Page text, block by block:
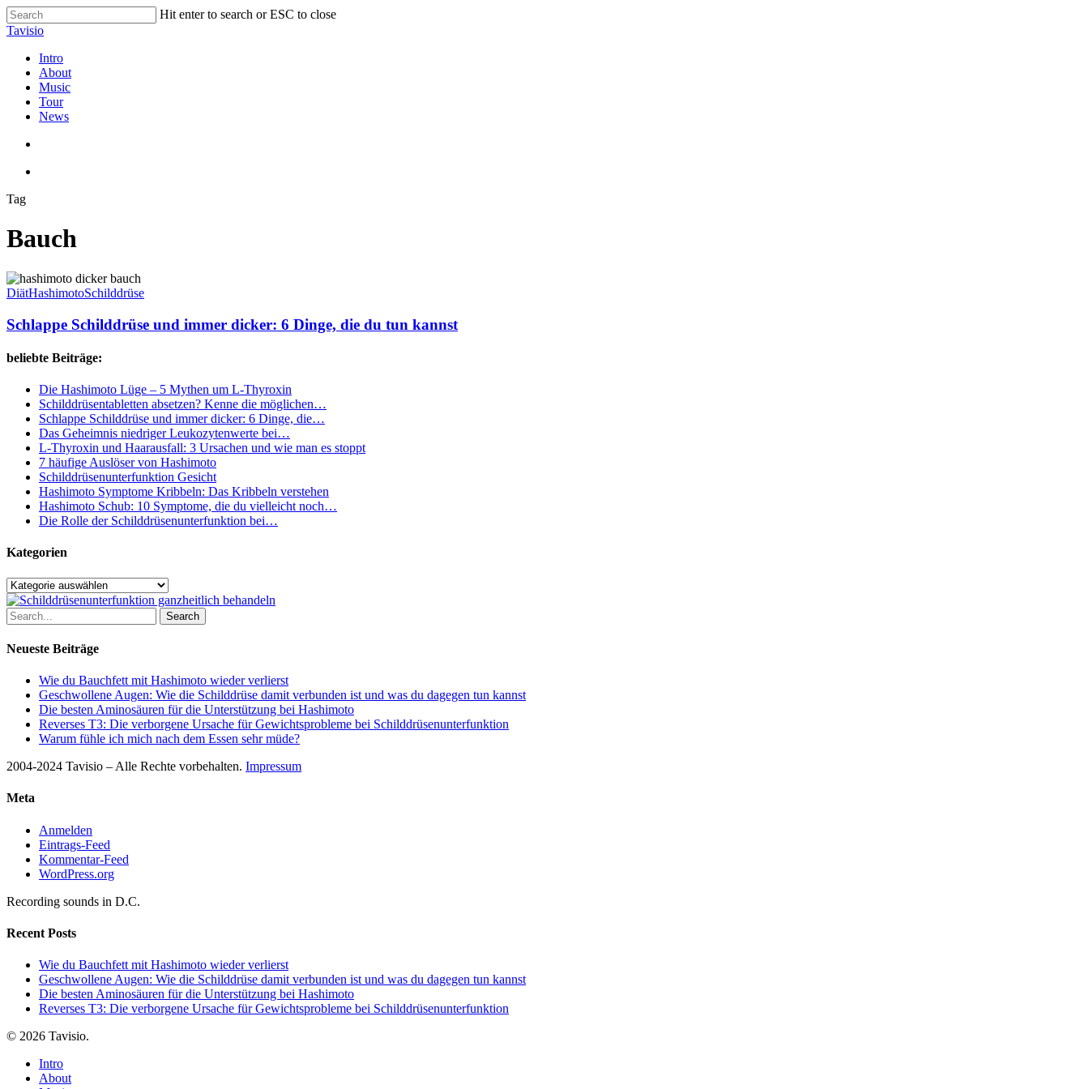
Skip
to
content
Hit enter to search or ESC to close
Close
Tavisio
search
Menu
Intro
About
Music
Tour
News
Tag
Bauch
Schlappe
Schilddrüse
immer
dicker:
6
Dinge,
kannst
DiätHashimotoSchilddrüse
Schlappe Schilddrüse und immer dicker: 6 Dinge, die du tun kannst
beliebte Beiträge:
Die Hashimoto Lüge – 5 Mythen um L-Thyroxin
Schilddrüsentabletten absetzen? Kenne die möglichen…
Schlappe Schilddrüse und immer dicker: 6 Dinge, die…
Das Geheimnis niedriger Leukozytenwerte bei…
L-Thyroxin und Haarausfall: 3 Ursachen und wie man es stoppt
7 häufige Auslöser von Hashimoto
Schilddrüsenunterfunktion Gesicht
Hashimoto Symptome Kribbeln: Das Kribbeln verstehen
Hashimoto Schub: 10 Symptome, die du vielleicht noch…
Die Rolle der Schilddrüsenunterfunktion bei…
Kategorien
Kategorien
Search
Neueste Beiträge
Wie du Bauchfett mit Hashimoto wieder verlierst
Geschwollene Augen: Wie die Schilddrüse damit verbunden ist und was du dagegen tun kannst
Die besten Aminosäuren für die Unterstützung bei Hashimoto
Reverses T3: Die verborgene Ursache für Gewichtsprobleme bei Schilddrüsenunterfunktion
Warum fühle ich mich nach dem Essen sehr müde?
2004-2024 Tavisio – Alle Rechte vorbehalten. Impressum
Meta
Anmelden
Eintrags-Feed
Kommentar-Feed
WordPress.org
Recording sounds in D.C.
Recent Posts
Wie du Bauchfett mit Hashimoto wieder verlierst
Geschwollene Augen: Wie die Schilddrüse damit verbunden ist und was du dagegen tun kannst
Die besten Aminosäuren für die Unterstützung bei Hashimoto
Reverses T3: Die verborgene Ursache für Gewichtsprobleme bei Schilddrüsenunterfunktion
© 2026 Tavisio.
Close
Menu
Intro
About